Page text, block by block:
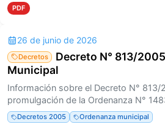
PDF
26 de junio de 2026
Decretos
Decreto N° 813/
Municipal
Información sobre el Decreto N° 813/
promulgación de la Ordenanza N°
Decretos 2005 Ordenanza municipal